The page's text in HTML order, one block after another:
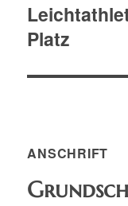
Platz
ANSCHRIFT